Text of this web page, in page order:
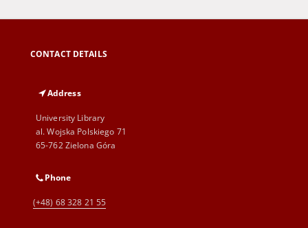
CONTACT DETAILS
Address
University Library
al. Wojska Polskiego 71
65-762 Zielona Góra
Phone
(+48) 68 328 21 55